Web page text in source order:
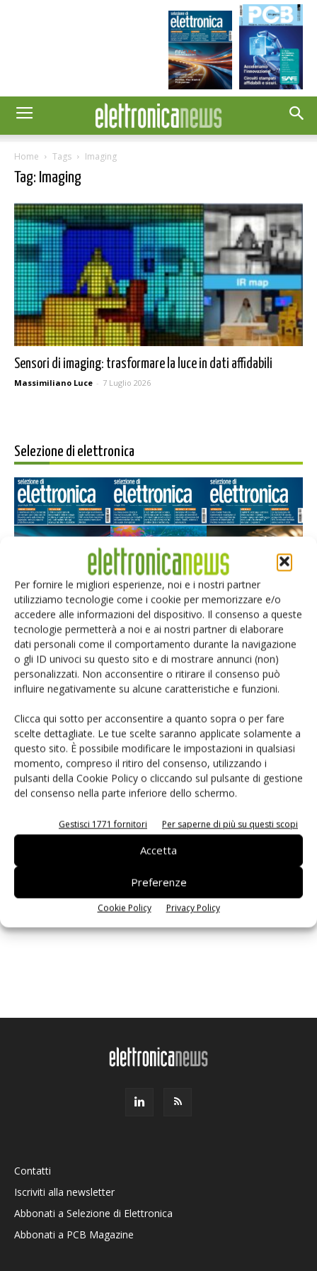
Per fornire le migliori esperienze, noi e i nostri partner
utilizziamo tecnologie come i cookie per memorizzare e/o
accedere alle informazioni del dispositivo. Il consenso a queste
tecnologie permetterà a noi e ai nostri partner di elaborare
dati personali come il comportamento durante la navigazione
o gli ID univoci su questo sito e di mostrare annunci (non)
personalizzati. Non acconsentire o ritirare il consenso può
influire negativamente su alcune caratteristiche e funzioni.
Clicca qui sotto per acconsentire a quanto sopra o per fare
scelte dettagliate. Le tue scelte saranno applicate solamente a
questo sito. È possibile modificare le impostazioni in qualsiasi
momento, compreso il ritiro del consenso, utilizzando i
pulsanti della Cookie Policy o cliccando sul pulsante di gestione
del consenso nella parte inferiore dello schermo.
Gestisci 1771 fornitori Per saperne di più su questi scopi
Accetta
Preferenze
Cookie Policy Privacy Policy
Home Tags Imaging
Tag: Imaging
Sensori di imaging: trasformare la luce in dati affidabili
Massimiliano Luce - 7 Luglio 2026
Selezione di elettronica
Edicola web
PCB Magazine
Edicola web
ISCRIVITI ALLA NEWSLETTER
Contatti
Iscriviti alla newsletter
Abbonati a Selezione di Elettronica
Abbonati a PCB Magazine